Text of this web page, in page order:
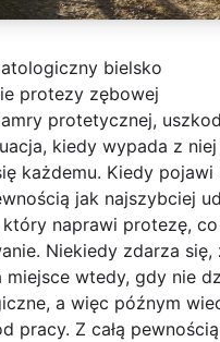
bielsko
protezy zębowej
protetycznej,
kiedy wypada z
każdemu. Kiedy pojawi
jak najszybciej
który naprawi protezę,
Niekiedy zdarza się,
miejsce wtedy, gdy nie
a więc późnym
pracy. Z całą